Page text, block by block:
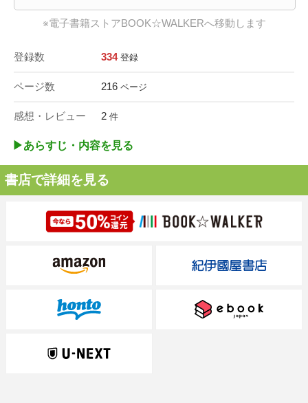
※電子書籍ストアBOOK☆WALKERへ移動します
登録数 334 登録
ページ数 216 ページ
感想・レビュー 2 件
▶︎あらすじ・内容を見る
書店で詳細を見る